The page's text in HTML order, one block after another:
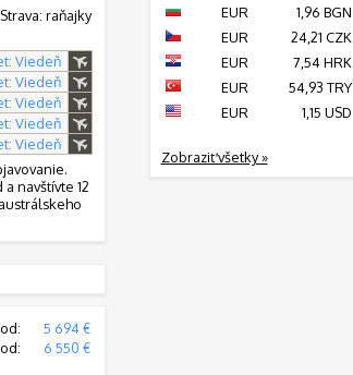
Strava: raňajky
Viedeň
Viedeň
Viedeň
Viedeň
Viedeň
navštívte 12
5 694 €
6 550 €
EUR
1,96 BGN
EUR
24,21 CZK
EUR
7,54 HRK
EUR
54,93 TRY
EUR
1,15 USD
Zobraziť všetky »